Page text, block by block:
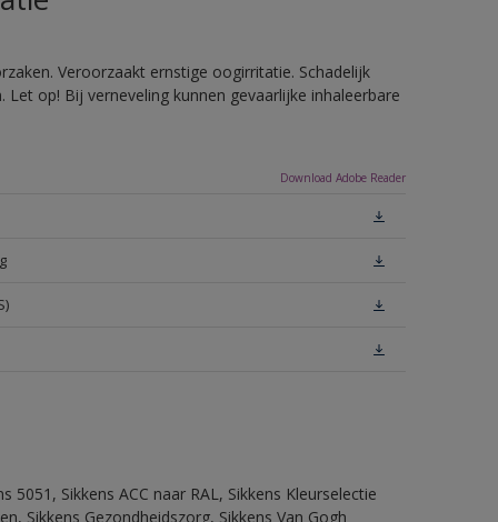
Veroorzaakt ernstige oogirritatie. Schadelijk
op! Bij verneveling kunnen gevaarlijke inhaleerbare
Download Adobe Reader
5051, Sikkens ACC naar RAL, Sikkens Kleurselectie
Sikkens Gezondheidszorg, Sikkens Van Gogh